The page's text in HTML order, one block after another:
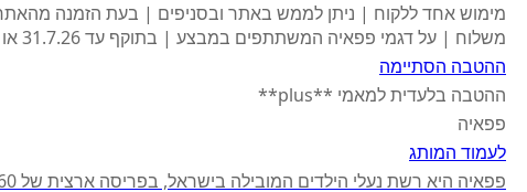
מימוש אחד ללקוח | ניתן לממש באתר ובסניפים | בעת הזמנה
משלוח | על דגמי פפאיה המשתתפים במבצע | בתוקף עד 31.7.26 או עד גמר המלאי
ההטבה הסתיימה
ההטבה בלעדית למאמי **plus**
פפאיה
לעמוד המותג